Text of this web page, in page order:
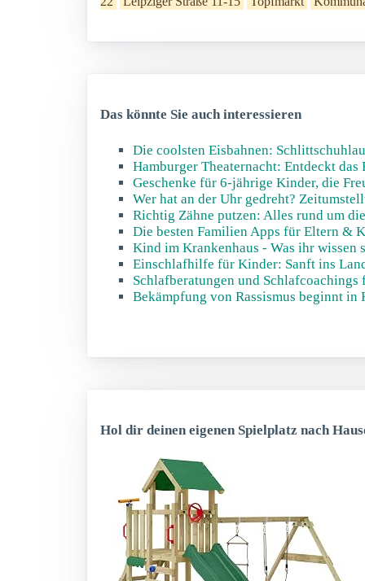
Das könnte Sie auch interessieren
Die coolsten Eisbahnen:
Hamburger Theaternacht: Entdeckt
Geschenke für 6-jährige Kinder, die
Wer hat an der Uhr gedreht?
Richtig Zähne putzen: Alles rund um
Die besten Familien Apps für Eltern &
Kind im Krankenhaus - Was ihr wissen
Einschlafhilfe für Kinder: Sanft ins
Schlafberatungen und Schlafcoachings
Bekämpfung von Rassismus beginnt
Hol dir deinen eigenen Spielplatz nach